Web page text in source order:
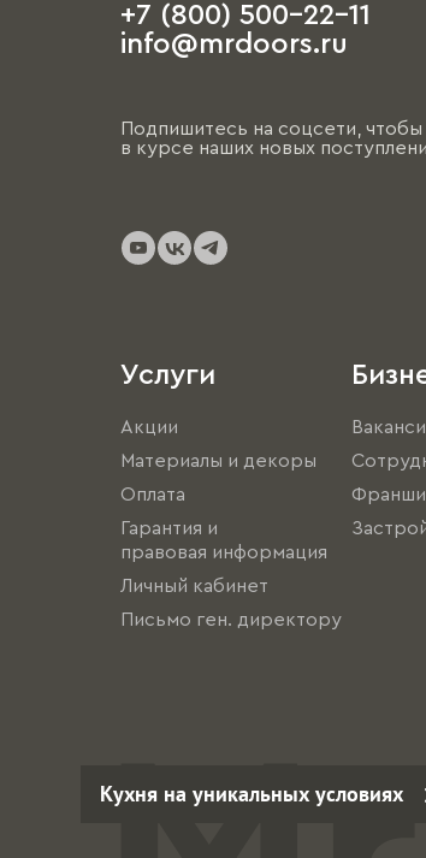
+7 (800) 500-22-11
info@mrdoors.ru
Подпишитесь на соцсети, чтобы
в курсе наших новых
Услуги
Акции
Материалы и декоры
Оплата
Гарантия и
правовая информация
Личный кабинет
Письмо ген. директору
Кухня на уникальных условиях